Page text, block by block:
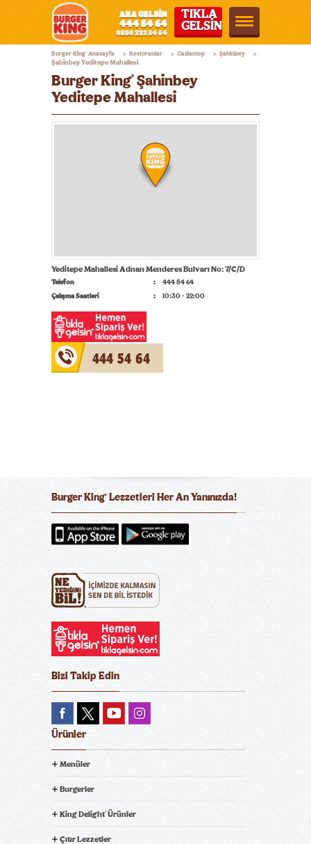
Burger
King®
Türkiye
TIKLA
GELSİN
Burger King® Anasayfa > Restoranlar > Gaziantep > Şahinbey >
Şahinbey Yeditepe Mahallesi
Burger King® Şahinbey
Yeditepe Mahallesi
Yeditepe Mahallesi Adnan Menderes Bulvarı No: 7/C/D
Telefon
444 54 64
Çalışma Saatleri
10:30 - 22:00
444 54 64
Burger King® Lezzetleri Her An Yanınızda!
Bizi Takip Edin
Ürünler
Menüler
Burgerler
King Delight® Ürünler
Çıtır Lezzetler